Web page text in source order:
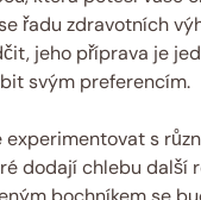
řadu zdravotních
jeho příprava je
svým preferencím.
experimentovat s
dodají chlebu další